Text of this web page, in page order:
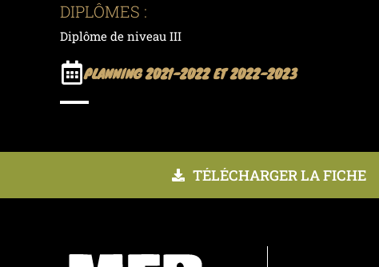
DIPLÔMES :
Diplôme de niveau III
PLANNING 2021-2022 ET 2022-2023
TÉLÉCHARGER LA FICHE